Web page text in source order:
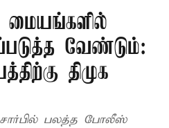
வேண்டும்:
திமுக
சார்பில் பலத்த போலீஸ்